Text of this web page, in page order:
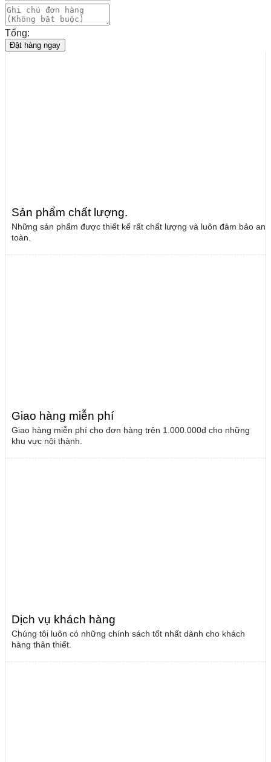
Tổng:
Đặt hàng ngay
Sản phẩm chất lượng.
Những sản phẩm được thiết kế rất chất lượng và luôn đảm bảo an
toàn.
Giao hàng miễn phí
Giao hàng miễn phí cho đơn hàng trên 1.000.000đ cho những
khu vực nội thành.
Dịch vụ khách hàng
Chúng tôi luôn có những chính sách tốt nhất dành cho khách
hàng thân thiết.